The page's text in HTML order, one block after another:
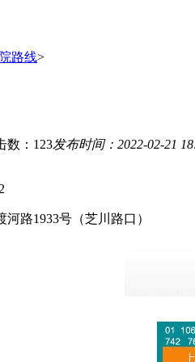
路线>
数：123发布时间：2022-02-21
河路1933号（芝川路口）